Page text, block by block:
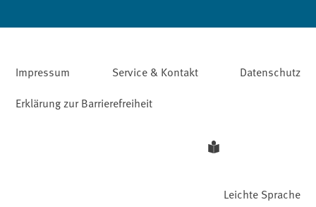
Impressum Service & Kontakt
Datenschutz
Erklärung zur Barrierefreiheit
Leichte Sprache